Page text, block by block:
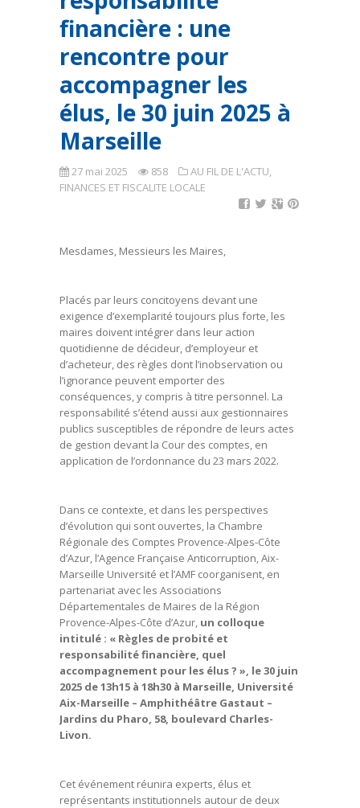
financière : une
rencontre pour
accompagner les
élus, le 30 juin 2025 à
Marseille
27 mai 2025 858 AU FIL DE L'ACTU,
FINANCES ET FISCALITE LOCALE
Mesdames, Messieurs les Maires,
Placés par leurs concitoyens devant une
exigence d’exemplarité toujours plus forte, les
maires doivent intégrer dans leur action
quotidienne de décideur, d’employeur et
d’acheteur, des règles dont l’inobservation ou
l’ignorance peuvent emporter des
conséquences, y compris à titre personnel. La
responsabilité s’étend aussi aux gestionnaires
publics susceptibles de répondre de leurs actes
de gestion devant la Cour des comptes, en
application de l’ordonnance du 23 mars 2022.
Dans ce contexte, et dans les perspectives
d’évolution qui sont ouvertes, la Chambre
Régionale des Comptes Provence-Alpes-Côte
d’Azur, l’Agence Française Anticorruption, Aix-
Marseille Université et l’AMF coorganisent, en
partenariat avec les Associations
Départementales de Maires de la Région
Provence-Alpes-Côte d’Azur, un colloque
intitulé : « Règles de probité et
responsabilité financière, quel
accompagnement pour les élus ? », le 30 juin
2025 de 13h15 à 18h30 à Marseille, Université
Aix-Marseille – Amphithéâtre Gastaut –
Jardins du Pharo, 58, boulevard Charles-
Livon.
Cet événement réunira experts, élus et
représentants institutionnels autour de deux